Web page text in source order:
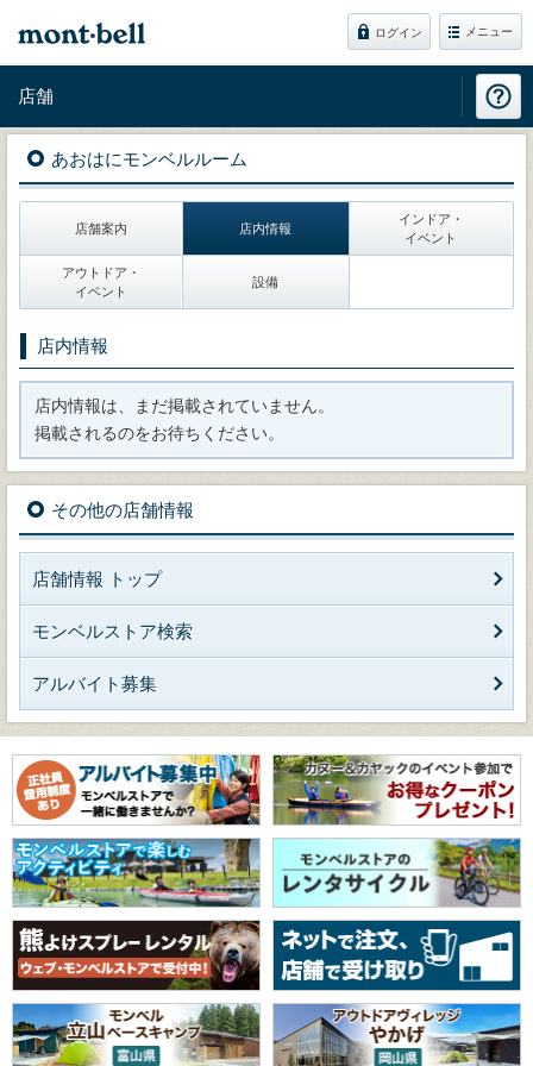
ログイン メニュー
店舗
あおはにモンベルルーム
店舗案内 店内情報
インドア・
イベント
アウトドア・
イベント
設備
店内情報
店内情報は、まだ掲載されていません。
掲載されるのをお待ちください。
その他の店舗情報
店舗情報 トップ
モンベルストア検索
アルバイト募集